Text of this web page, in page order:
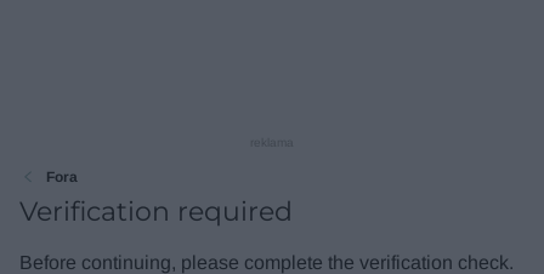
Fora
Verification required
Before continuing, please complete the verification check.